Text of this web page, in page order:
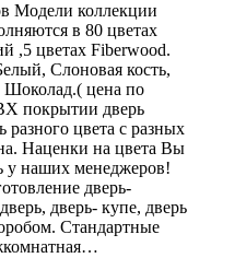
Модели коллекции
в 80 цветах
,5 цветах Fiberwood.
Слоновая кость,
цена по
покрытии дверь
разного цвета с разных
Наценки на цвета Вы
у наших менеджеров!
дверь-
дверь- купе, дверь
Стандартные